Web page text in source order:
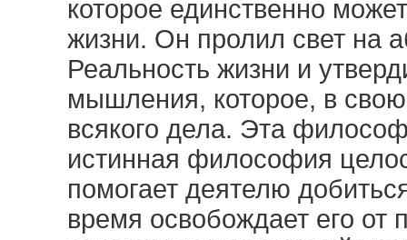
которое единственно
жизни. Он пролил свет на
Реальность жизни и
мышления, которое, в
всякого дела. Эта
истинная философия
помогает деятелю
время освобождает его от